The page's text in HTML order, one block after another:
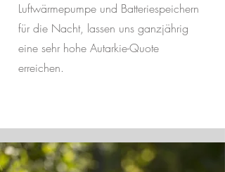
Luftwärmepumpe und Batteriespeichern
für die Nacht, lassen uns ganzjährig
eine sehr hohe Autarkie-Quote
erreichen.